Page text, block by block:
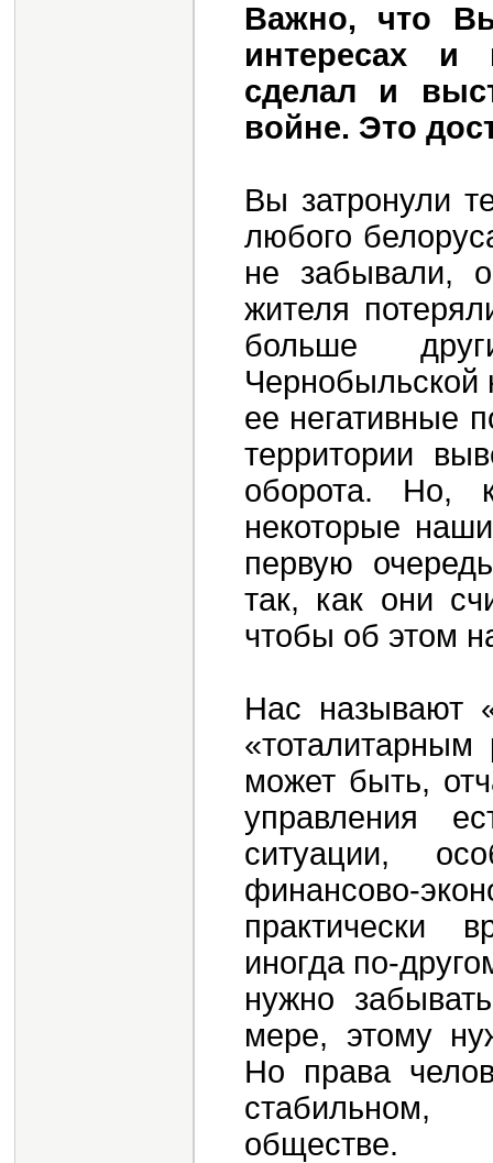
Важно, что
интересах и
сделал и
войне. Это
Вы затронули
любого
не забывали,
жителя
больше
ее негативные
территории
оборота. Но,
некоторые
первую
так, как они
чтобы об этом
Нас называют
может быть,
управления
ситуации,
финансово-
практически
иногда по-
нужно
мере, этому
Но права
стабильном,
обществе.